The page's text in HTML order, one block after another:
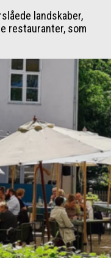
landskaber,
restauranter, som